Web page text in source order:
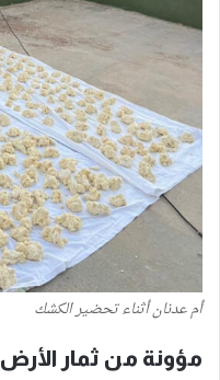
أم عدنان أثناء تحضير الكشك
مؤونة من ثمار الأرض